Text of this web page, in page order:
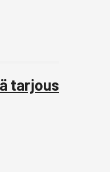
tarjous